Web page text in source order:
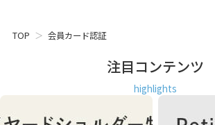
TOP 会員カード認証
注目コンテンツ
highlights